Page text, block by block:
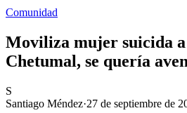
Comunidad
Moviliza mujer suicida
Chetumal, se quería
S
Santiago Méndez·27 de septiembre de